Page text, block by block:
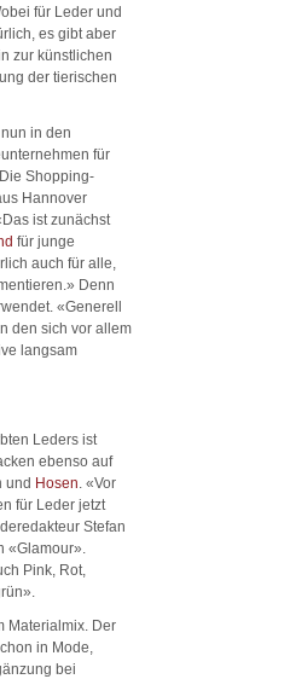
für Leder und
es gibt aber
zur künstlichen
der tierischen
in den
für
Shopping-
Hannover
ist zunächst
für junge
auch für alle,
Denn
«Generell
den sich vor allem
langsam
Leders ist
ebenso auf
und Hosen . «Vor
für Leder jetzt
Stefan
«Glamour».
Pink, Rot,
Materialmix. Der
in Mode,
bei